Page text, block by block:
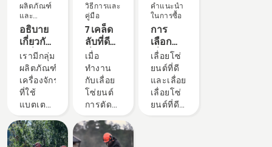
โซ่เลื่อย
อย่าง
เหมาะสม
นี่คือบาง
สิ่งที่ควร
คำนึงถึง
ผลิตภัณฑ์
และ
นวัตกรรม
อธิบาย
เกี่ยวกับ
เครื่องยนต์
X-Torq®
ของฮุ
สวาน่า
เรามีกลุ่ม
ผลิตภัณฑ์
เครื่องจักร
ที่ใช้
แบตเตอรี่
พลัง แต่
กระนั้น
อาชีพ
ด้านการ
ทำป่าไม้
กระตุ้น
ให้เรา
สร้างสรรค์
เลื่อยโซ่
ยนต์ที่ดี
และล้ำ
ในโลก
วิธีการและ
คู่มือ
7 เคล็ด
ลับที่ดี
ที่สุดของ
เราใน
การตัด
กิ่งอย่าง
ปลอดภัย
ประสิทธิภาพ
เมื่อ
ทำงาน
กับเลื่อย
โซ่ยนต์
การตัดกิ่ง
ขั้นตอน
กับเลื่อย
โซ่ยนต์
ของคุณ
ได้ง่าย
ขึ้นเมื่อ
อยู่ในป่า
แม้จะ
สวม
ถุงมือ กด
คำแนะนำ
ในการซื้อ
การ
เลือก
เลื่อยโซ่
ยนต์ที่ดี
ที่สุด
สำหรับ
ความ
เลื่อยโซ่
ยนต์ที่ดี
และเลื่อย
เลื่อยโซ่
ยนต์ที่ดี